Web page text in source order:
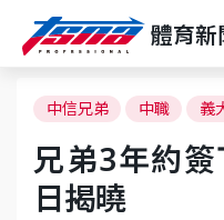
體育新
中信兄弟 中職 義
兄弟3年約
日揭曉